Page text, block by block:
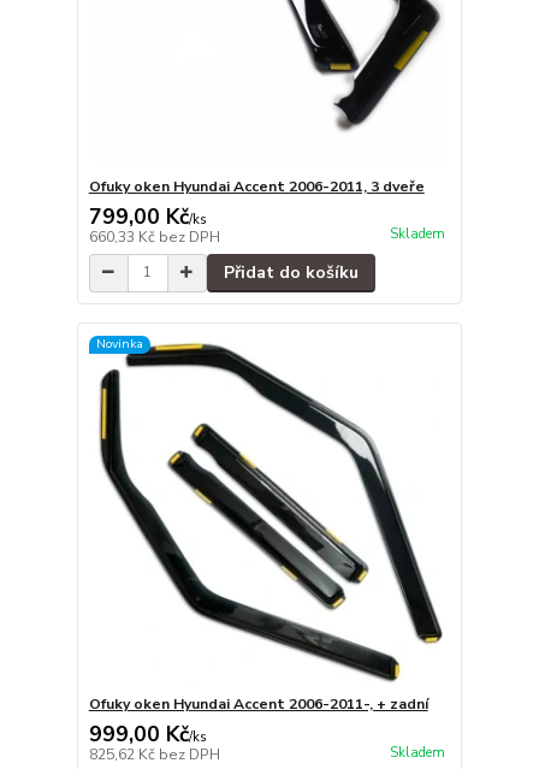
Ofuky oken Hyundai Accent 2006-2011, 3 dveře
799,00 Kč/ks
660,33 Kč bez DPH Skladem
Přidat do košíku
Novinka
Ofuky oken Hyundai Accent 2006-2011-, + zadní
999,00 Kč/ks
825,62 Kč bez DPH Skladem